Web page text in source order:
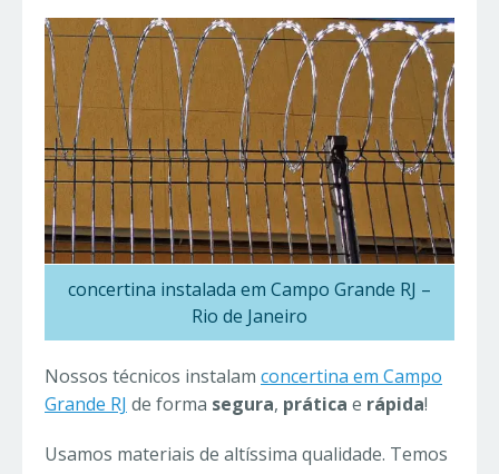
concertina instalada em Campo Grande RJ –
Rio de Janeiro
Nossos técnicos instalam concertina em Campo
Grande RJ de forma segura, prática e rápida!
Usamos materiais de altíssima qualidade. Temos